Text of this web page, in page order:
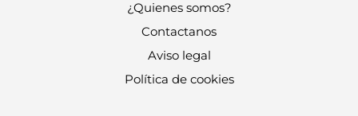
¿Quienes somos?
Contactanos
Aviso legal
Política de cookies